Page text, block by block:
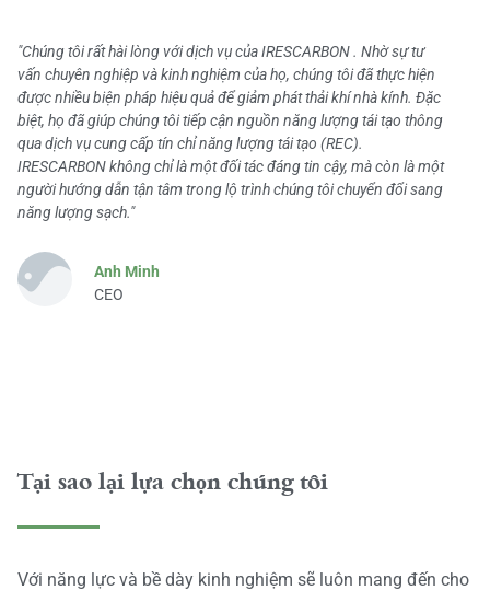
"Chúng tôi rất hài lòng với dịch vụ của IRESCARBON . Nhờ sự tư
vấn chuyên nghiệp và kinh nghiệm của họ, chúng tôi đã thực hiện
được nhiều biện pháp hiệu quả để giảm phát thải khí nhà kính. Đặc
biệt, họ đã giúp chúng tôi tiếp cận nguồn năng lượng tái tạo thông
qua dịch vụ cung cấp tín chỉ năng lượng tái tạo (REC).
IRESCARBON không chỉ là một đối tác đáng tin cậy, mà còn là một
người hướng dẫn tận tâm trong lộ trình chúng tôi chuyển đổi sang
năng lượng sạch."
Anh Minh
CEO
Tại sao lại lựa chọn chúng tôi
Với năng lực và bề dày kinh nghiệm sẽ luôn mang đến cho